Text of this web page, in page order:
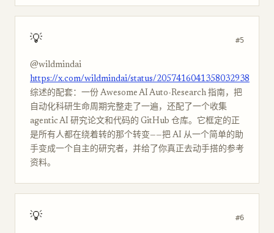
💡 #5
@wildmindai
https://x.com/wildmindai/status/2057416041358032938
综述的配套：一份 Awesome AI Auto-Research 指南，把
自动化科研生命周期完整走了一遍，还配了一个收集
agentic AI 研究论文和代码的 GitHub 仓库。它框定的正
是所有人都在绕着转的那个转变——把 AI 从一个简单的助
手变成一个自主的研究者，并给了你真正去动手搭的参考
资料。
💡 #6